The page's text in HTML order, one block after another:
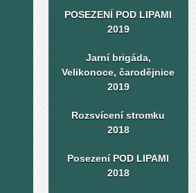
POSEZENÍ POD LIPAMI
2019
Jarní brigáda,
Velikonoce, čarodějnice
2019
Rozsvícení stromku
2018
Posezení POD LIPAMI
2018